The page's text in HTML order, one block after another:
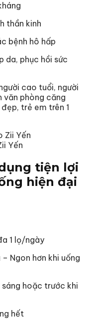
thần kinh
bệnh hô hấp
da, phục hồi sức
cao tuổi, người
văn phòng căng
trẻ em trên 1
Yến
tiện lợi
hiện đại
1 lọ/ngày
Ngon hơn khi uống
hoặc trước khi
hết